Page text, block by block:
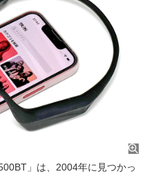
」は、2004年に見つかっ